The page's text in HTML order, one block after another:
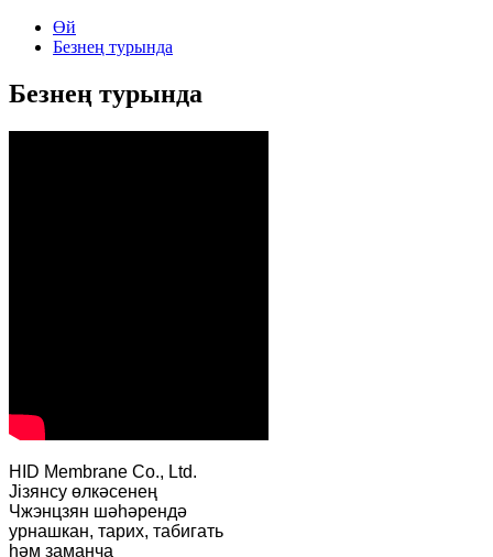
Өй
Безнең турында
Безнең турында
HID Membrane Co., Ltd.
Jiзянсу өлкәсенең
Чжэнцзян шәһәрендә
урнашкан, тарих, табигать
һәм заманча